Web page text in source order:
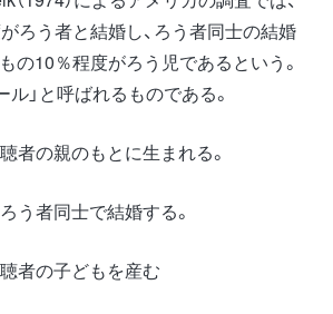
ろう者と結婚し、ろう者同士の結婚
の10％程度がろう児であるという。
ル」と呼ばれるものである。
者の親のもとに生まれる。
う者同士で結婚する。
者の子どもを産む